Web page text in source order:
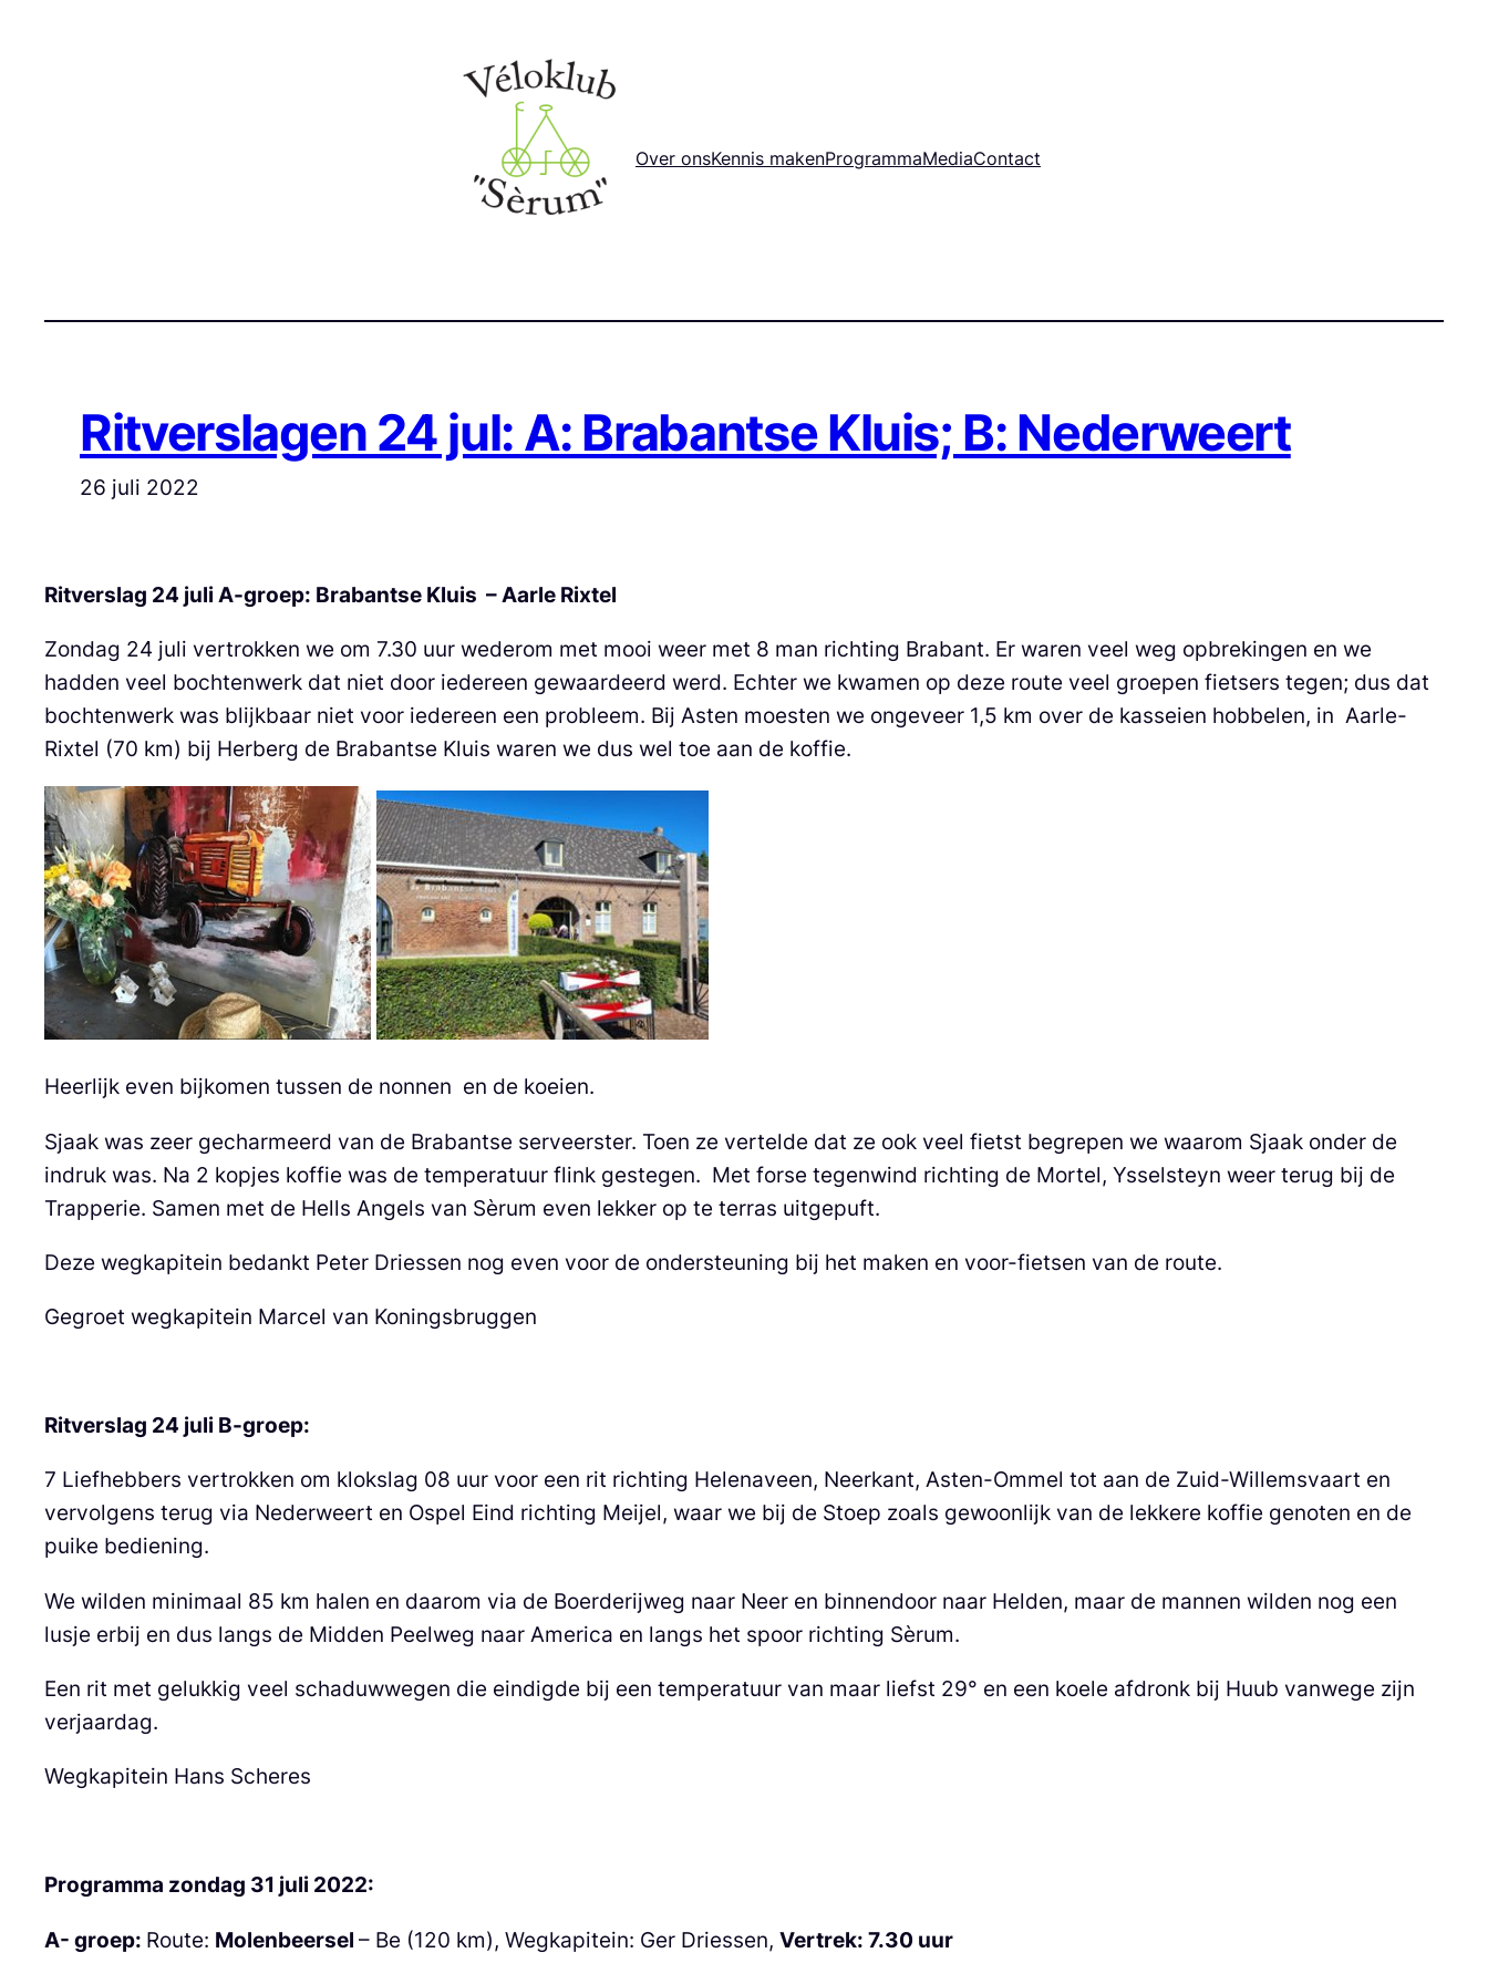
Over onsKennis makenProgrammaMediaContact
Ritverslagen 24 jul: A: Brabantse Kluis; B: Nederweert
26 juli 2022
Ritverslag 24 juli A-groep: Brabantse Kluis – Aarle Rixtel
Zondag 24 juli vertrokken we om 7.30 uur wederom met mooi weer met 8 man richting Brabant. Er waren veel weg opbrekingen en we
hadden veel bochtenwerk dat niet door iedereen gewaardeerd werd. Echter we kwamen op deze route veel groepen fietsers tegen; dus dat
bochtenwerk was blijkbaar niet voor iedereen een probleem. Bij Asten moesten we ongeveer 1,5 km over de kasseien hobbelen, in Aarle-
Rixtel (70 km) bij Herberg de Brabantse Kluis waren we dus wel toe aan de koffie.
Heerlijk even bijkomen tussen de nonnen en de koeien.
Sjaak was zeer gecharmeerd van de Brabantse serveerster. Toen ze vertelde dat ze ook veel fietst begrepen we waarom Sjaak onder de
indruk was. Na 2 kopjes koffie was de temperatuur flink gestegen. Met forse tegenwind richting de Mortel, Ysselsteyn weer terug bij de
Trapperie. Samen met de Hells Angels van Sèrum even lekker op te terras uitgepuft.
Deze wegkapitein bedankt Peter Driessen nog even voor de ondersteuning bij het maken en voor-fietsen van de route.
Gegroet wegkapitein Marcel van Koningsbruggen
Ritverslag 24 juli B-groep:
7 Liefhebbers vertrokken om klokslag 08 uur voor een rit richting Helenaveen, Neerkant, Asten-Ommel tot aan de Zuid-Willemsvaart en
vervolgens terug via Nederweert en Ospel Eind richting Meijel, waar we bij de Stoep zoals gewoonlijk van de lekkere koffie genoten en de
puike bediening.
We wilden minimaal 85 km halen en daarom via de Boerderijweg naar Neer en binnendoor naar Helden, maar de mannen wilden nog een
lusje erbij en dus langs de Midden Peelweg naar America en langs het spoor richting Sèrum.
Een rit met gelukkig veel schaduwwegen die eindigde bij een temperatuur van maar liefst 29° en een koele afdronk bij Huub vanwege zijn
verjaardag.
Wegkapitein Hans Scheres
Programma zondag 31 juli 2022:
A- groep: Route: Molenbeersel – Be (120 km), Wegkapitein: Ger Driessen, Vertrek: 7.30 uur